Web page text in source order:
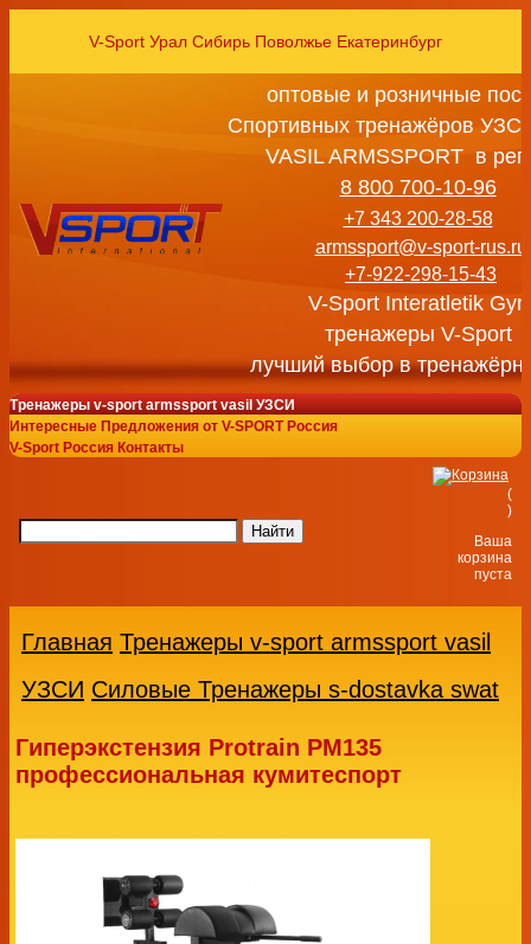
V-Sport Урал Сибирь Поволжье Екатеринбург
оптовые и розничные
Спортивных тренажёров
VASIL ARMSSPORT в
8 800 700-10-96
+7 343 200-28-58
armssport@v-sport-rus.ru
+7-922-298-15-43
V-Sport Interatletik
тренажеры V-Sport
лучший выбор в
Тренажеры v-sport armssport vasil УЗСИ
Интересные Предложения от V-SPORT Россия
V-Sport Россия Контакты
(
)
Ваша
корзина
пуста
Главная Тренажеры v-sport armssport vasil
УЗСИ Силовые Тренажеры s-dostavka swat
Гиперэкстензия Protrain PM135
профессиональная кумитеспорт